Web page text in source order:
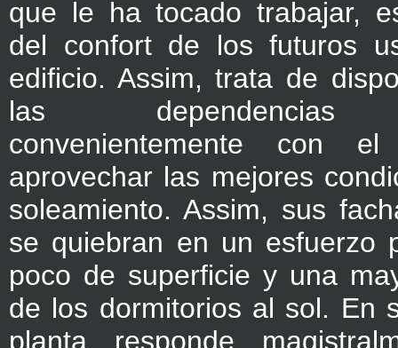
que le ha tocado trabajar,
del confort de los futuros
edificio. Assim, trata de
las dependencias
convenientemente con
aprovechar las mejores
soleamiento. Assim, sus
se quiebran en un esfuerzo
poco de superficie y una
de los dormitorios al sol. En
planta responde